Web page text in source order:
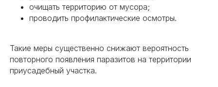
очищать территорию от мусора;
проводить профилактические осмотры.
Такие меры существенно снижают вероятность
повторного появления паразитов на территории
приусадебный участка.